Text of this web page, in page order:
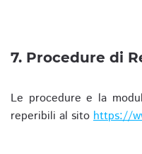
7. Procedure di
Le procedure e la
reperibili al sito https://